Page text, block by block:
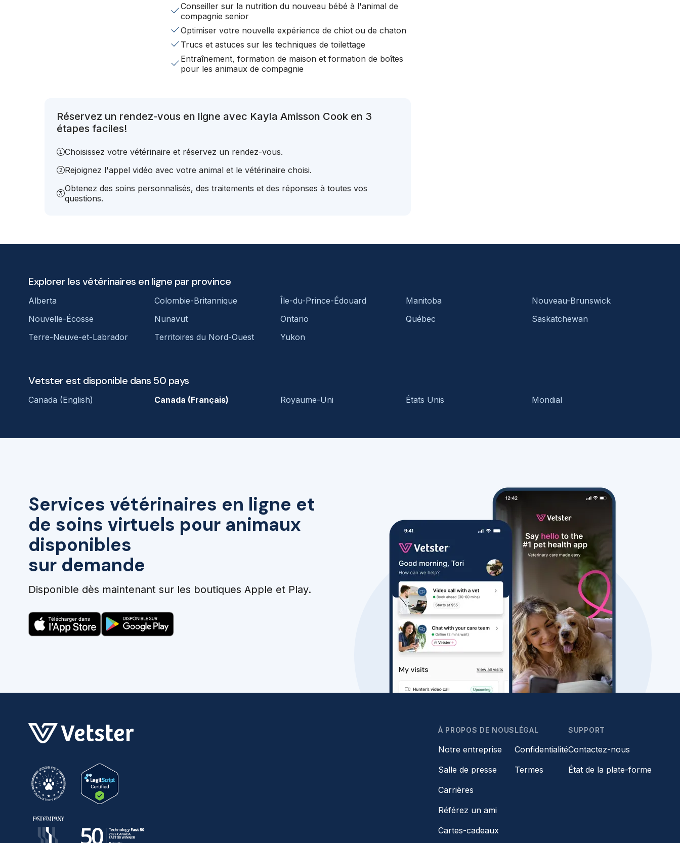
Conseiller sur la nutrition du nouveau bébé à l'animal de
compagnie senior
Optimiser votre nouvelle expérience de chiot ou de chaton
Trucs et astuces sur les techniques de toilettage
Entraînement, formation de maison et formation de boîtes
pour les animaux de compagnie
Réservez un rendez-vous en ligne avec Kayla Amisson Cook en 3
étapes faciles!
Choisissez votre vétérinaire et réservez un rendez-vous.
Rejoignez l'appel vidéo avec votre animal et le vétérinaire choisi.
Obtenez des soins personnalisés, des traitements et des réponses à toutes vos
questions.
Services vétérinaires en ligne et
de soins virtuels pour animaux
disponibles
sur demande
Disponible dès maintenant sur les boutiques Apple et Play.
Explorer les vétérinaires en ligne par province
Alberta Colombie-Britannique Île-du-Prince-Édouard Manitoba
Nouveau-Brunswick
Nouvelle-Écosse
Nunavut Ontario Québec
Saskatchewan
Terre-Neuve-et-Labrador
Territoires du Nord-Ouest Yukon
Vetster est disponible dans 50 pays
Canada (English) Canada (Français) Royaume-Uni États Unis Mondial
À PROPOS DE NOUS
Notre entreprise
Salle de presse
Carrières
Référez un ami
Cartes-cadeaux
LÉGAL
Confidentialité
Termes
SUPPORT
Contactez-nous
État de la plate-forme